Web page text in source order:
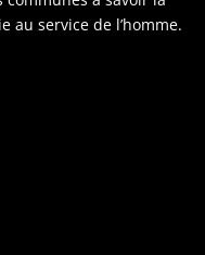
au service de l’homme.